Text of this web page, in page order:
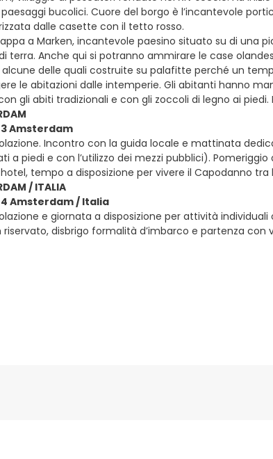
bucolici. Cuore del borgo è l’incantevole
dalle casette con il tetto rosso.
a Marken, incantevole paesino situato su di una
terra. Anche qui si potranno ammirare le case
delle quali costruite su palafitte perché un
le abitazioni dalle intemperie. Gli abitanti hanno
gli abiti tradizionali e con gli zoccoli di legno ai
Amsterdam
Incontro con la guida locale e mattinata
a piedi e con l’utilizzo dei mezzi pubblici).
tempo a disposizione per vivere il Capodanno
/ ITALIA
Amsterdam / Italia
e giornata a disposizione per attività
disbrigo formalità d’imbarco e partenza con